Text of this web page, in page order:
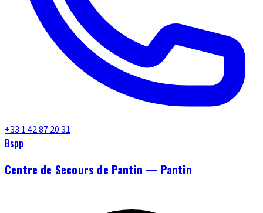
+33 1 42 87 20 31
Bspp
Centre de Secours de Pantin — Pantin